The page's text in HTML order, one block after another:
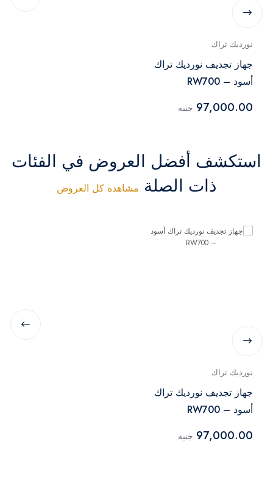
نورديك تراك
جهاز تجديف نورديك تراك
أسود – RW700
97,000.00 جنيه
استكشف أفضل العروض في الفئات
ذات الصلة مشاهدة كل العروض
نورديك تراك
جهاز تجديف نورديك تراك
أسود – RW700
97,000.00 جنيه